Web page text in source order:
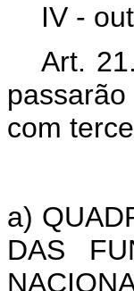
IV -
Art.
com
a)
DAS